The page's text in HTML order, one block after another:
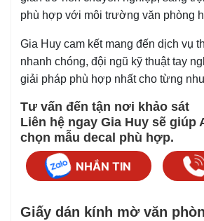
phù hợp với môi trường văn phòng
Gia Huy cam kết mang đến dịch vụ
nhanh chóng, đội ngũ kỹ thuật tay
giải pháp phù hợp nhất cho từng
Tư vấn đến tận nơi khảo sát
Liên hệ ngay Gia Huy sẽ giúp
chọn mẫu decal phù hợp.
NHẮN TIN
Giấy dán kính mờ văn